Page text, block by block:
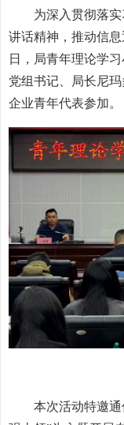
为深入贯彻落
讲话精神，推动信
日，局青年理论学
党组书记、局长尼
企业青年代表参加。
本次活动特邀